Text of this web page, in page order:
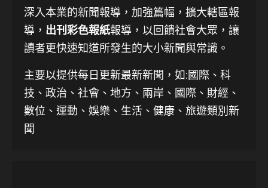
深入本業的新聞報導，加強篇幅，擴大轄區報
導， 出刊彩色報紙報導，以回饋社會大眾，讓
讀者更快速知道所發生的大小新聞與常識。
主要以提供每日更新最新新聞 ，如:國際、科
技、 政治、社會、地方、兩岸、國際、財經、
數位、運動、娛樂、生活、健康、旅遊類別新
聞